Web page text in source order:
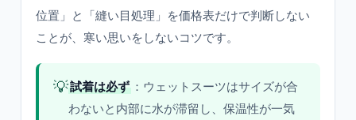
位置」と「縫い目処理」を価格表だけで判断しない
ことが、寒い思いをしないコツです。
💡試着は必ず ：ウェットスーツはサイズが合
わないと内部に水が滞留し、保温性が一気